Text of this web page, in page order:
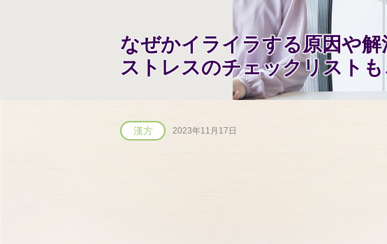
なぜかイライラする原因や解
ストレスのチェックリスト
漢方 2023年11月17日